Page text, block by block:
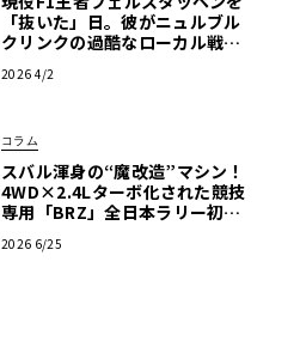
「抜いた」日。彼がニュルブル
クリンクの過酷なローカル戦に
ム】《LE VOLANT LAB》
2026 4/2
コラム
スバル渾身の“魔改造”マシン！
4WD×2.4Lターボ化された競技
専用「BRZ」全日本ラリー初陣
OLANT LAB》
2026 6/25